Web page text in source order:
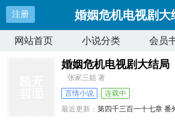
注册 婚姻危机电视剧大
网站首页 小说分类 会员
婚姻危机电视剧大结局
张家三姐 著
言情小说
连载中
最近更新：第四千三百一十七章 番